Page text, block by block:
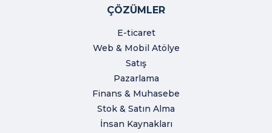
ÇÖZÜMLER
E-ticaret
Web & Mobil Atölye
Satış
Pazarlama
Finans & Muhasebe
Stok & Satın Alma
İnsan Kaynakları